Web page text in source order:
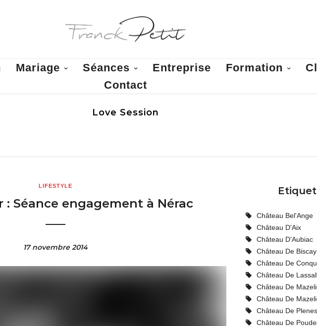
Mariage Séances Entreprise Formation
Contact
Love Session
LIFESTYLE
: Séance engagement à Nérac
17 novembre 2014
Château Bel'Ange
Château D'Aix
Château D'Aubiac
Château De Biscay
Château De
Château De
Château De
Château De
Château De
Château De